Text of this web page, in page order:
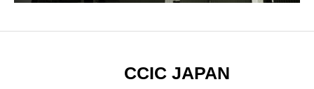
CCIC JAPAN